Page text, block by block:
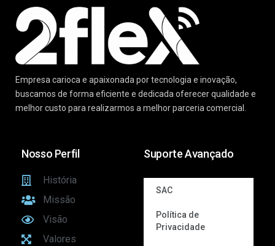
Empresa carioca e apaixonada por tecnologia e inovação,
buscamos de forma eficiente e dedicada oferecer qualidade e
melhor custo para realizarmos a melhor parceria comercial.
Nosso Perfil
História
Missão
Visão
Valores
Suporte Avançado
SAC
Política de
Privacidade